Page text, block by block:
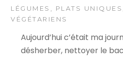
LÉGUMES PLATS UNIQUES
VÉGÉTARIENS
Aujourd’hui c’était ma
désherber, nettoyer le